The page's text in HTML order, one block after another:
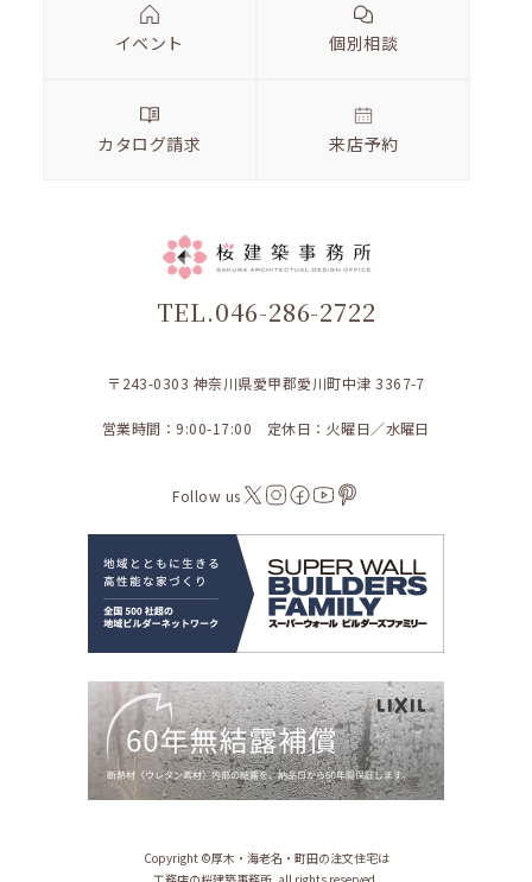
イベント 個別相談
カタログ請求 来店予約
TEL.046-286-2722
〒243-0303 神奈川県愛甲郡愛川町中津 3367-7
営業時間：9:00-17:00 定休日：火曜日／水曜日
Follow us
Copyright ©︎厚木・海老名・町田の注文住宅は